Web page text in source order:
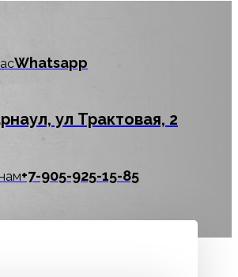
Whatsapp
ул Трактовая, 2
‪+7-905-925-15-85